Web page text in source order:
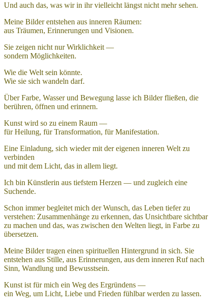
Und auch das, was wir in ihr vielleicht längst nicht mehr sehen.
Meine Bilder entstehen aus inneren Räumen:
aus Träumen, Erinnerungen und Visionen.
Sie zeigen nicht nur Wirklichkeit —
sondern Möglichkeiten.
Wie die Welt sein könnte.
Wie sie sich wandeln darf.
Über Farbe, Wasser und Bewegung lasse ich Bilder fließen, die
berühren, öffnen und erinnern.
Kunst wird so zu einem Raum —
für Heilung, für Transformation, für Manifestation.
Eine Einladung, sich wieder mit der eigenen inneren Welt zu
verbinden
und mit dem Licht, das in allem liegt.
Ich bin Künstlerin aus tiefstem Herzen — und zugleich eine
Suchende.
Schon immer begleitet mich der Wunsch, das Leben tiefer zu
verstehen: Zusammenhänge zu erkennen, das Unsichtbare sichtbar
zu machen und das, was zwischen den Welten liegt, in Farbe zu
übersetzen.
Meine Bilder tragen einen spirituellen Hintergrund in sich. Sie
entstehen aus Stille, aus Erinnerungen, aus dem inneren Ruf nach
Sinn, Wandlung und Bewusstsein.
Kunst ist für mich ein Weg des Ergründens —
ein Weg, um Licht, Liebe und Frieden fühlbar werden zu lassen.